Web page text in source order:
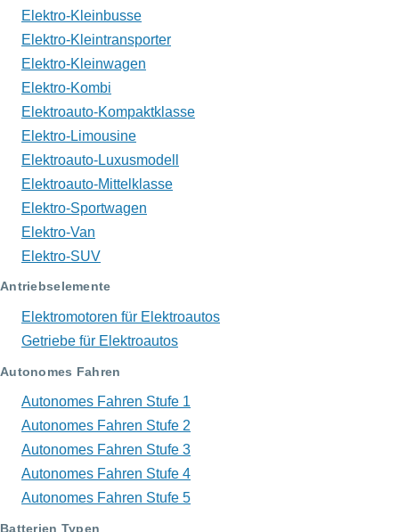
Elektro-Kleinbusse
Elektro-Kleintransporter
Elektro-Kleinwagen
Elektro-Kombi
Elektroauto-Kompaktklasse
Elektro-Limousine
Elektroauto-Luxusmodell
Elektroauto-Mittelklasse
Elektro-Sportwagen
Elektro-Van
Elektro-SUV
Antriebselemente
Elektromotoren für Elektroautos
Getriebe für Elektroautos
Autonomes Fahren
Autonomes Fahren Stufe 1
Autonomes Fahren Stufe 2
Autonomes Fahren Stufe 3
Autonomes Fahren Stufe 4
Autonomes Fahren Stufe 5
Batterien Typen